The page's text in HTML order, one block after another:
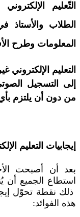
التّعليم
الطلاب والأستاذ
المعلومات وطرح
التعليم الإلكتروني
إلى التسجيل
من دون أن يلتزم
إيجابيات التعليم
بعد أن أصبحت
استطاع الجميع أن
ذلك نقطة تحوّل
هذه الفوائد: